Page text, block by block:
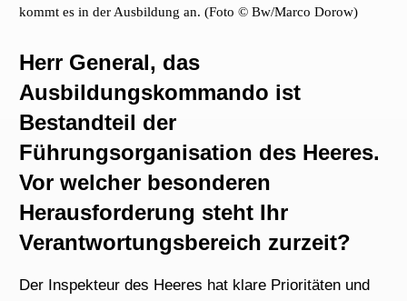
kommt es in der Ausbildung an. (Foto © Bw/Marco Dorow)
Herr General, das
Ausbildungskommando ist
Bestandteil der
Führungsorganisation des Heeres.
Vor welcher besonderen
Herausforderung steht Ihr
Verantwortungsbereich zurzeit?
Der Inspekteur des Heeres hat klare Prioritäten und